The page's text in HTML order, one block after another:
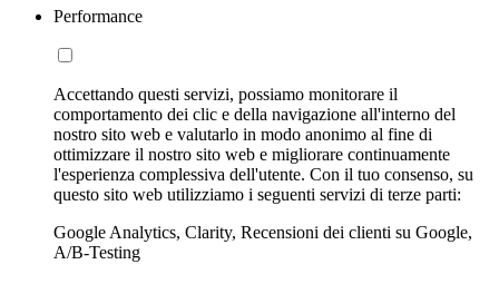
Performance
Accettando questi servizi, possiamo monitorare il
comportamento dei clic e della navigazione all'interno del
nostro sito web e valutarlo in modo anonimo al fine di
ottimizzare il nostro sito web e migliorare continuamente
l'esperienza complessiva dell'utente. Con il tuo consenso, su
questo sito web utilizziamo i seguenti servizi di terze parti:
Google Analytics, Clarity, Recensioni dei clienti su Google,
A/B-Testing